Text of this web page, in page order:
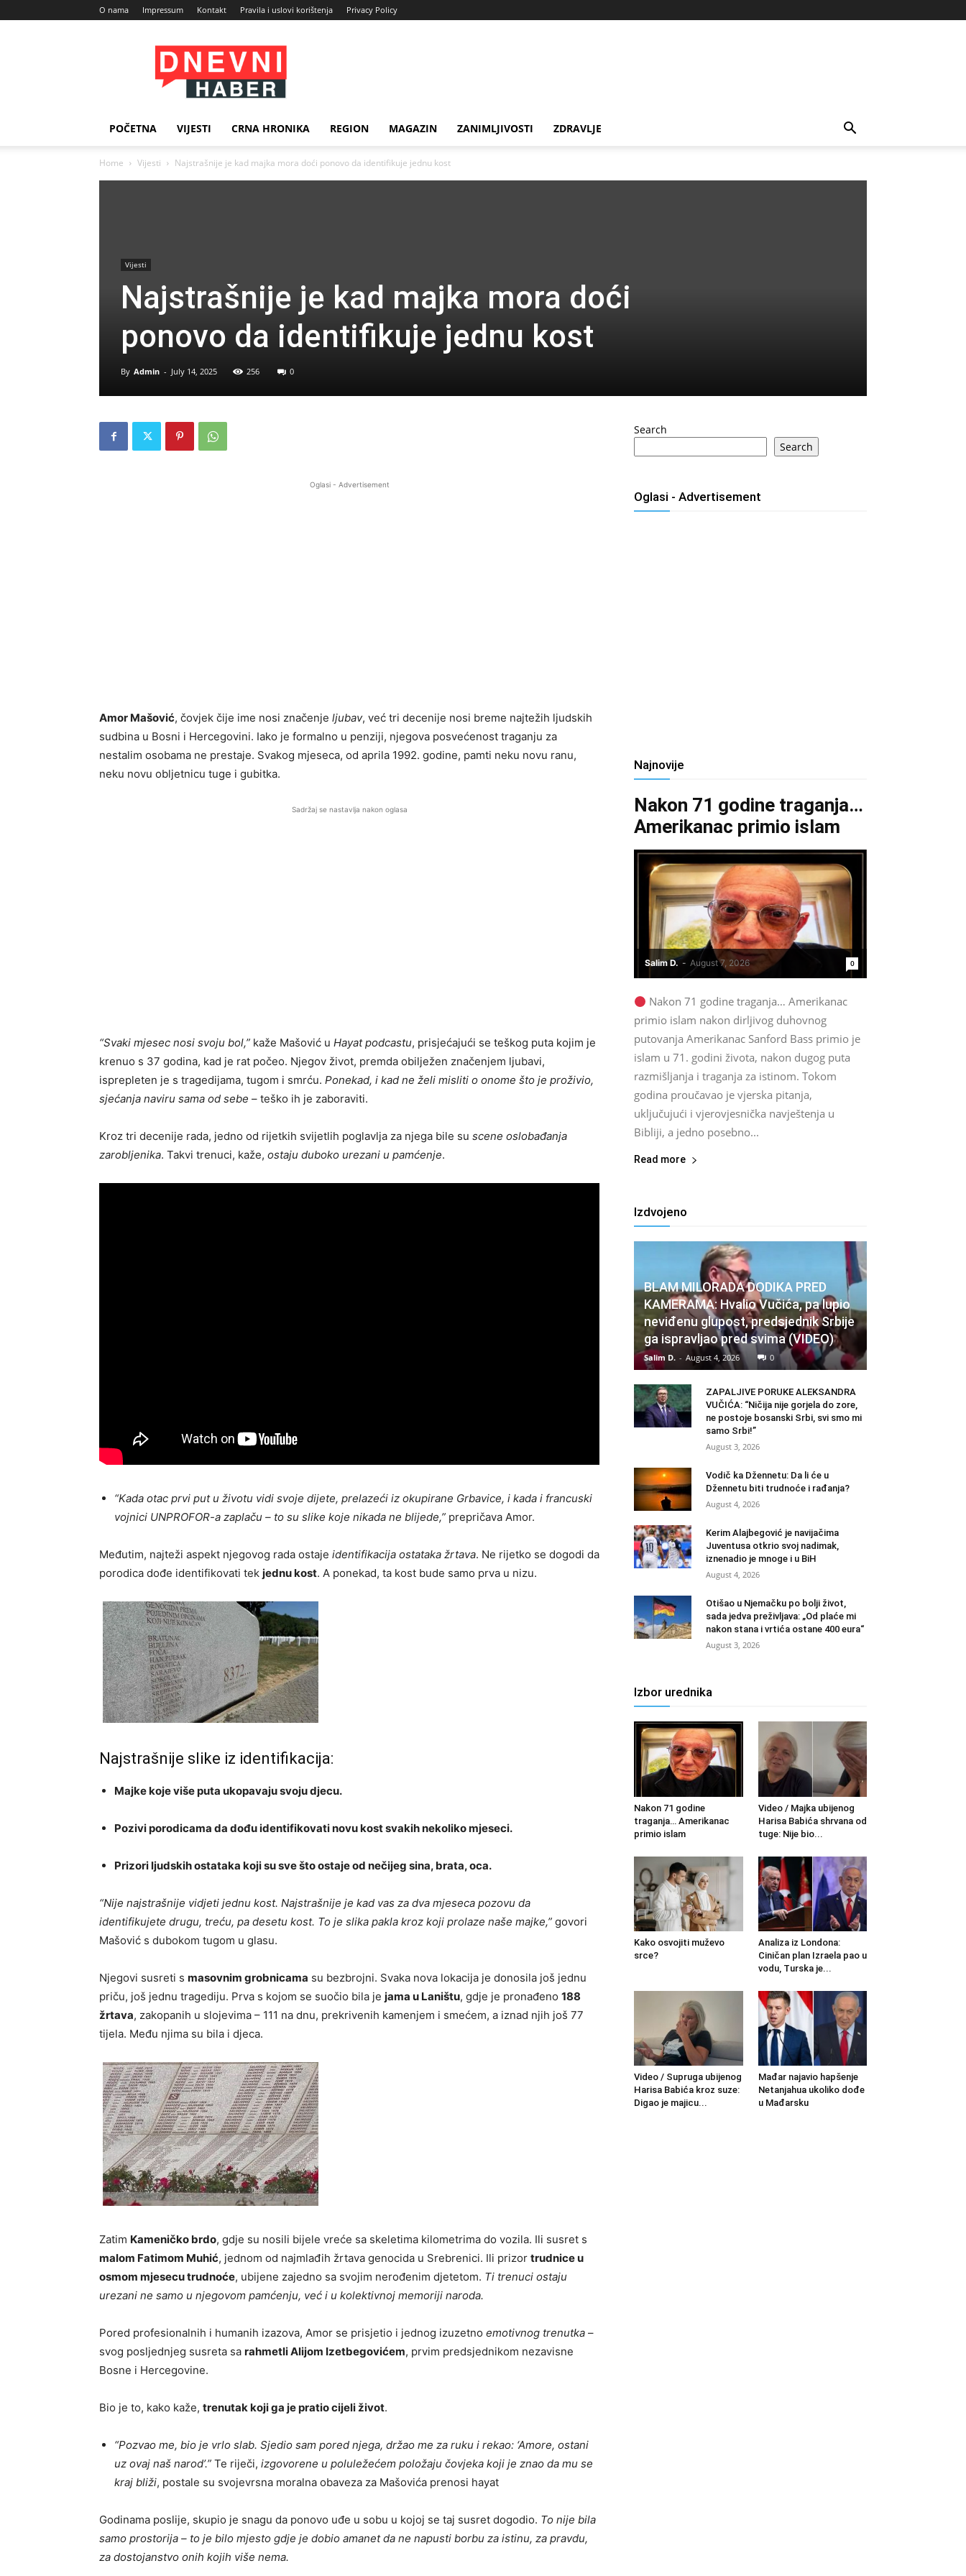
O nama Impressum Kontakt Pravila i uslovi korištenja Privacy Policy
Dnevni
Haber
POČETNA VIJESTI CRNA HRONIKA REGION MAGAZIN ZANIMLJIVOSTI ZDRAVLJE
Home Vijesti Najstrašnije je kad majka mora doći ponovo da identifikuje jednu kost
Vijesti
Najstrašnije je kad majka mora doći
ponovo da identifikuje jednu kost
By Admin - July 14, 2025 256 0
Oglasi - Advertisement
Amor Mašović, čovjek čije ime nosi značenje ljubav, već tri decenije nosi breme najtežih ljudskih
sudbina u Bosni i Hercegovini. Iako je formalno u penziji, njegova posvećenost traganju za
nestalim osobama ne prestaje. Svakog mjeseca, od aprila 1992. godine, pamti neku novu ranu,
neku novu obljetnicu tuge i gubitka.
Sadržaj se nastavlja nakon oglasa
“Svaki mjesec nosi svoju bol,” kaže Mašović u Hayat podcastu, prisjećajući se teškog puta kojim je
krenuo s 37 godina, kad je rat počeo. Njegov život, premda obilježen značenjem ljubavi,
isprepleten je s tragedijama, tugom i smrću. Ponekad, i kad ne želi misliti o onome što je proživio,
sjećanja naviru sama od sebe – teško ih je zaboraviti.
Kroz tri decenije rada, jedno od rijetkih svijetlih poglavlja za njega bile su scene oslobađanja
zarobljenika. Takvi trenuci, kaže, ostaju duboko urezani u pamćenje.
“Kada otac prvi put u životu vidi svoje dijete, prelazeći iz okupirane Grbavice, i kada i francuski
vojnici UNPROFOR-a zaplaču – to su slike koje nikada ne blijede,” prepričava Amor.
Međutim, najteži aspekt njegovog rada ostaje identifikacija ostataka žrtava. Ne rijetko se dogodi da
porodica dođe identifikovati tek jednu kost. A ponekad, ta kost bude samo prva u nizu.
Najstrašnije slike iz identifikacija:
Majke koje više puta ukopavaju svoju djecu.
Pozivi porodicama da dođu identifikovati novu kost svakih nekoliko mjeseci.
Prizori ljudskih ostataka koji su sve što ostaje od nečijeg sina, brata, oca.
“Nije najstrašnije vidjeti jednu kost. Najstrašnije je kad vas za dva mjeseca pozovu da
identifikujete drugu, treću, pa desetu kost. To je slika pakla kroz koji prolaze naše majke,” govori
Mašović s dubokom tugom u glasu.
Njegovi susreti s masovnim grobnicama su bezbrojni. Svaka nova lokacija je donosila još jednu
priču, još jednu tragediju. Prva s kojom se suočio bila je jama u Laništu, gdje je pronađeno 188
žrtava, zakopanih u slojevima – 111 na dnu, prekrivenih kamenjem i smećem, a iznad njih još 77
tijela. Među njima su bila i djeca.
Zatim Kameničko brdo, gdje su nosili bijele vreće sa skeletima kilometrima do vozila. Ili susret s
malom Fatimom Muhić, jednom od najmlađih žrtava genocida u Srebrenici. Ili prizor trudnice u
osmom mjesecu trudnoće, ubijene zajedno sa svojim nerođenim djetetom. Ti trenuci ostaju
urezani ne samo u njegovom pamćenju, već i u kolektivnoj memoriji naroda.
Pored profesionalnih i humanih izazova, Amor se prisjetio i jednog izuzetno emotivnog trenutka –
svog posljednjeg susreta sa rahmetli Alijom Izetbegovićem, prvim predsjednikom nezavisne
Bosne i Hercegovine.
Bio je to, kako kaže, trenutak koji ga je pratio cijeli život.
“Pozvao me, bio je vrlo slab. Sjedio sam pored njega, držao me za ruku i rekao: ‘Amore, ostani
uz ovaj naš narod’.” Te riječi, izgovorene u poluležećem položaju čovjeka koji je znao da mu se
kraj bliži, postale su svojevrsna moralna obaveza za Mašovića prenosi hayat
Godinama poslije, skupio je snagu da ponovo uđe u sobu u kojoj se taj susret dogodio. To nije bila
samo prostorija – to je bilo mjesto gdje je dobio amanet da ne napusti borbu za istinu, za pravdu,
za dostojanstvo onih kojih više nema.
Search
Search
Oglasi - Advertisement
Najnovije
Nakon 71 godine traganja…
Amerikanac primio islam
Salim D. - August 7, 2026 0
Nakon 71 godine traganja… Amerikanac
primio islam nakon dirljivog duhovnog
putovanja Amerikanac Sanford Bass primio je
islam u 71. godini života, nakon dugog puta
razmišljanja i traganja za istinom. Tokom
godina proučavao je vjerska pitanja,
uključujući i vjerovjesnička navještenja u
Bibliji, a jedno posebno...
Read more
Izdvojeno
BLAM MILORADA DODIKA PRED
KAMERAMA: Hvalio Vučića, pa lupio
neviđenu glupost, predsjednik Srbije
ga ispravljao pred svima (VIDEO)
Salim D. - August 4, 2026 0
ZAPALJIVE PORUKE ALEKSANDRA
VUČIĆA: “Ničija nije gorjela do zore,
ne postoje bosanski Srbi, svi smo mi
samo Srbi!”
August 3, 2026
Vodič ka Džennetu: Da li će u
Džennetu biti trudnoće i rađanja?
August 4, 2026
Kerim Alajbegović je navijačima
Juventusa otkrio svoj nadimak,
iznenadio je mnoge i u BiH
August 4, 2026
Otišao u Njemačku po bolji život,
sada jedva preživljava: „Od plaće mi
nakon stana i vrtića ostane 400 eura“
August 3, 2026
Izbor urednika
Nakon 71 godine
traganja… Amerikanac
primio islam
Video / Majka ubijenog
Harisa Babića shrvana od
tuge: Nije bio...
Kako osvojiti muževo
srce?
Analiza iz Londona:
Ciničan plan Izraela pao u
vodu, Turska je...
Video / Supruga ubijenog
Harisa Babića kroz suze:
Digao je majicu...
Mađar najavio hapšenje
Netanjahua ukoliko dođe
u Mađarsku